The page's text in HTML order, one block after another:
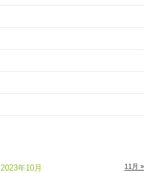
2023年10月 11月 »